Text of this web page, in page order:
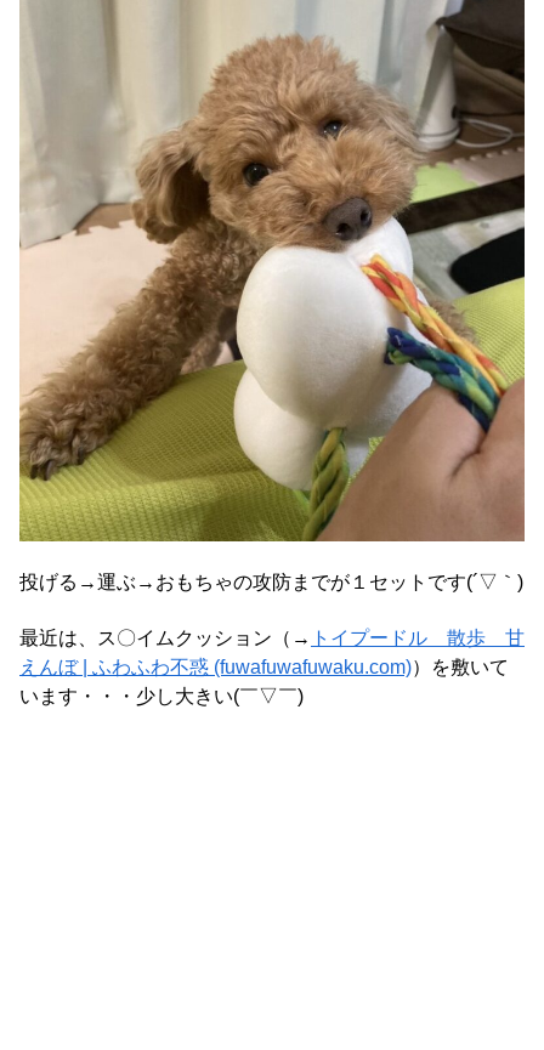
投げる→運ぶ→おもちゃの攻防までが１セットです(´▽｀)
最近は、ス〇イムクッション（→ トイプードル 散歩 甘
えんぼ | ふわふわ不惑 (fuwafuwafuwaku.com)）を敷いて
います・・・少し大きい(￣▽￣)